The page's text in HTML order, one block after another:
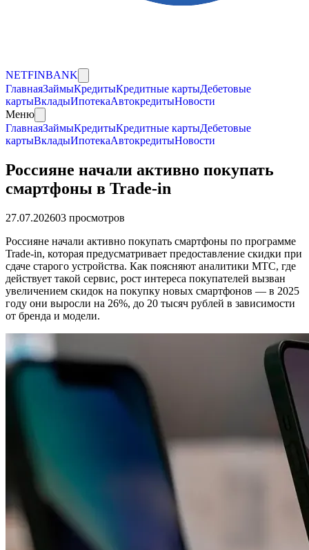
NETFINBANK
ГлавнаяЗаймыКредитыКредитные картыДебетовые
картыВкладыИпотекаАвтокредитыНовости
Меню
ГлавнаяЗаймыКредитыКредитные картыДебетовые
картыВкладыИпотекаАвтокредитыНовости
Россияне начали активно покупать
смартфоны в Trade-in
27.07.202603 просмотров
Россияне начали активно покупать смартфоны по программе
Trade-in, которая предусматривает предоставление скидки при
сдаче старого устройства. Как поясняют аналитики МТС, где
действует такой сервис, рост интереса покупателей вызван
увеличением скидок на покупку новых смартфонов — в 2025
году они выросли на 26%, до 20 тысяч рублей в зависимости
от бренда и модели.